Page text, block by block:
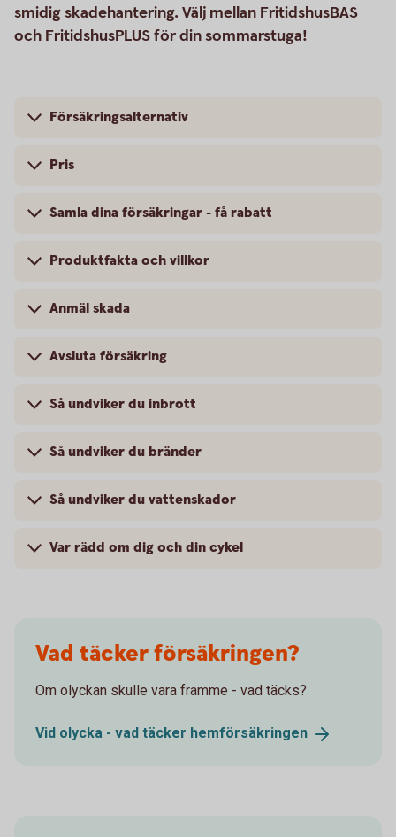
smidig skadehantering. Välj mellan FritidshusBAS
och FritidshusPLUS för din sommarstuga!
Försäkringsalternativ
Pris
Samla dina försäkringar - få rabatt
Produktfakta och villkor
Anmäl skada
Avsluta försäkring
Så undviker du inbrott
Så undviker du bränder
Så undviker du vattenskador
Var rädd om dig och din cykel
Vad täcker försäkringen?
Om olyckan skulle vara framme - vad täcks?
Vid olycka - vad täcker hemförsäkringen